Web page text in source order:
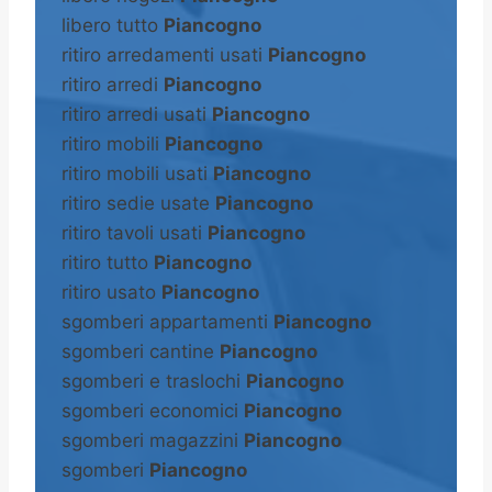
libero tutto Piancogno
ritiro arredamenti usati Piancogno
ritiro arredi Piancogno
ritiro arredi usati Piancogno
ritiro mobili Piancogno
ritiro mobili usati Piancogno
ritiro sedie usate Piancogno
ritiro tavoli usati Piancogno
ritiro tutto Piancogno
ritiro usato Piancogno
sgomberi appartamenti Piancogno
sgomberi cantine Piancogno
sgomberi e traslochi Piancogno
sgomberi economici Piancogno
sgomberi magazzini Piancogno
sgomberi Piancogno